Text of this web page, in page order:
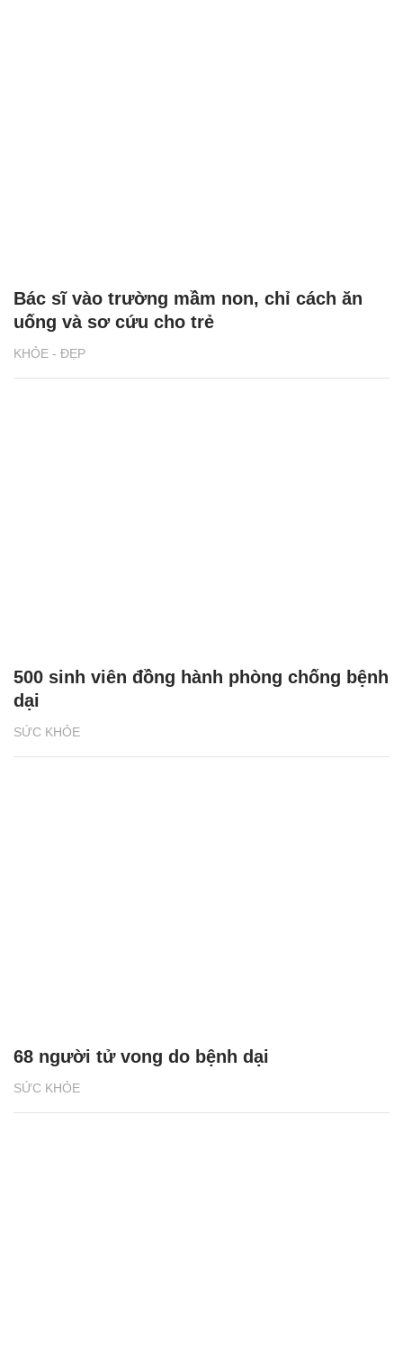
KHỎE - ĐẸP
Bác sĩ vào trường mầm non, chỉ cách ăn
uống và sơ cứu cho trẻ
SỨC KHỎE
500 sinh viên đồng hành phòng chống bệnh
dại
SỨC KHỎE
68 người tử vong do bệnh dại